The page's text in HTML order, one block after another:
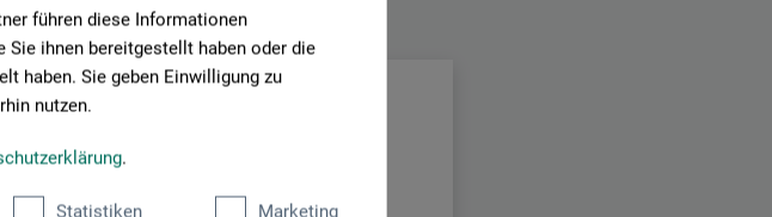
führen diese Informationen
ihnen bereitgestellt haben oder die
haben. Sie geben Einwilligung zu
nutzen.
.
Statistiken Marketing
zu diesem Produkt.